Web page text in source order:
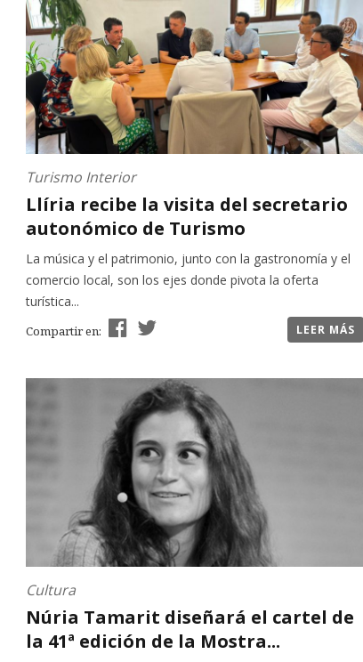
Turismo Interior
Llíria recibe la visita del secretario
autonómico de Turismo
La música y el patrimonio, junto con la gastronomía y el
comercio local, son los ejes donde pivota la oferta
turística...
Compartir en: LEER MÁS
Cultura
Núria Tamarit diseñará el cartel de
la 41ª edición de la Mostra...